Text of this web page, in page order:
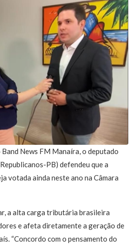
News FM Manaíra, o deputado
PB) defendeu que a
votada ainda neste ano na Câmara
a alta carga tributária brasileira
e afeta diretamente a geração de
“Concordo com o pensamento do